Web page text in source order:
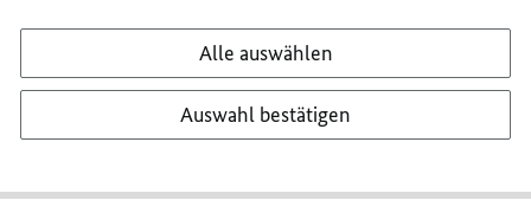
Alle auswählen
Auswahl bestätigen